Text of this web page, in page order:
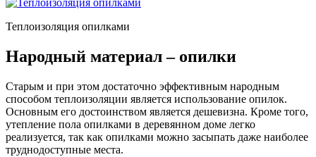
Теплоизоляция опилками
Народный материал – опилки
Старым и при этом достаточно эффективным народным
способом теплоизоляции является использование опилок.
Основным его достоинством является дешевизна. Кроме того,
утепление пола опилками в деревянном доме легко
реализуется, так как опилками можно засыпать даже наиболее
труднодоступные места.